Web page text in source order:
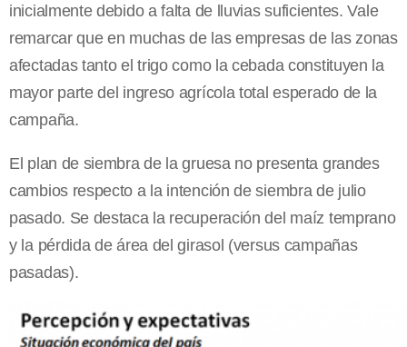
inicialmente debido a falta de lluvias suficientes. Vale
remarcar que en muchas de las empresas de las zonas
afectadas tanto el trigo como la cebada constituyen la
mayor parte del ingreso agrícola total esperado de la
campaña.
El plan de siembra de la gruesa no presenta grandes
cambios respecto a la intención de siembra de julio
pasado. Se destaca la recuperación del maíz temprano
y la pérdida de área del girasol (versus campañas
pasadas).